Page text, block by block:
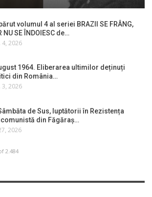
volumul 4 al seriei BRAZII SE FRÂNG,
NU SE ÎNDOIESC de…
4, 2026
1964. Eliberarea ultimilor deținuți
din România…
3, 2026
de Sus, luptătorii în Rezistența
din Făgăraș…
2026
2.484